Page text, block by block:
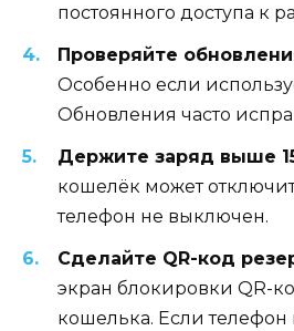
постоянного доступа к
Проверяйте
Особенно если
Обновления часто
Держите заряд выше
кошелёк может
телефон не выключен.
Сделайте QR-код
экран блокировки QR-
кошелька. Если